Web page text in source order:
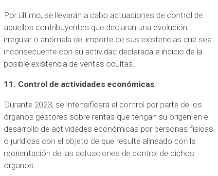
Por último, se llevarán a cabo actuaciones de control de
aquellos contribuyentes que declaran una evolución
irregular o anómala del importe de sus existencias que sea
inconsecuente con su actividad declarada e indicio de la
posible existencia de ventas ocultas.
11. Control de actividades económicas
Durante 2023, se intensificará el control por parte de los
órganos gestores sobre rentas que tengan su origen en el
desarrollo de actividades económicas por personas físicas
o jurídicas con el objeto de que resulte alineado con la
reorientación de las actuaciones de control de dichos
órganos.